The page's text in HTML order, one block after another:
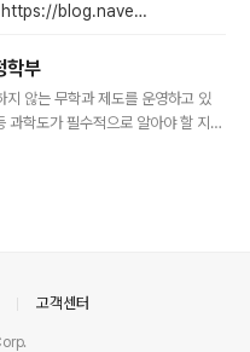
블로그 이전했어요 일로 와주세요 https://blog.naver.com/kkubuk_i
학부
않는 무학과 제도를 운영하고 있
과학도가 필수적으로 알아야 할 지식
아리를 들어가면 동아리 사람들하
..
고객센터